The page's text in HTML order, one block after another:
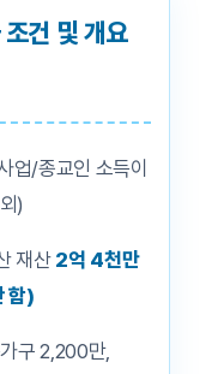
건 및 개요
업/종교인 소득이
)
재산2억 4천만
함)
구 2,200만,